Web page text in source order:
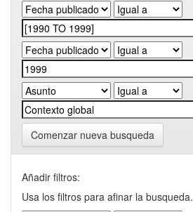
Comenzar nueva busqueda
Añadir filtros:
Usa los filtros para afinar la busqueda.